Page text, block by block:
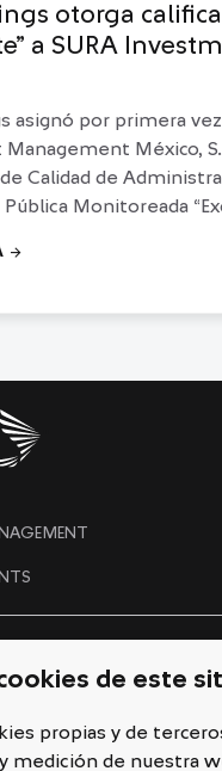
otorga
a SURA
asignó por primera vez
México,
Calidad de
Pública Monitoreada
arrow_forward
de este
propias y de
medición de nuestra